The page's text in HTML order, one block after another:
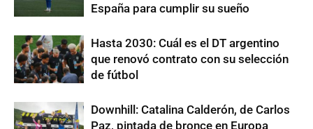
España para cumplir su sueño
Hasta 2030: Cuál es el DT argentino
que renovó contrato con su selección
de fútbol
Downhill: Catalina Calderón, de Carlos
Paz, pintada de bronce en Europa